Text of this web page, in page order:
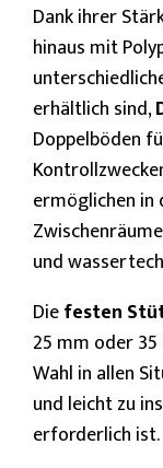
Dank ihrer
hinaus mit
erhältlich sind,
Doppelböden
ermöglichen in
und
Diefesten
25 mm oder
Wahl in allen
und leicht zu
erforderlich ist.